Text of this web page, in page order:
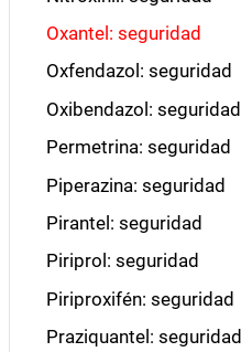
Oxantel: seguridad
Oxfendazol: seguridad
Oxibendazol: seguridad
Permetrina: seguridad
Piperazina: seguridad
Pirantel: seguridad
Piriprol: seguridad
Piriproxifén: seguridad
Praziquantel: seguridad